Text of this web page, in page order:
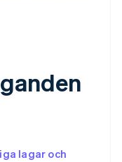
lagar och